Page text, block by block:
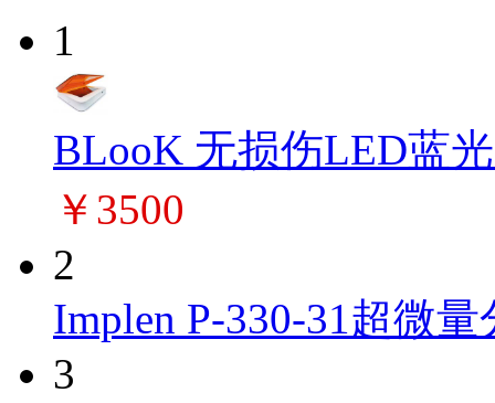
1
BLooK 无损伤LED蓝
￥3500
2
Implen P-330-31超微量
3